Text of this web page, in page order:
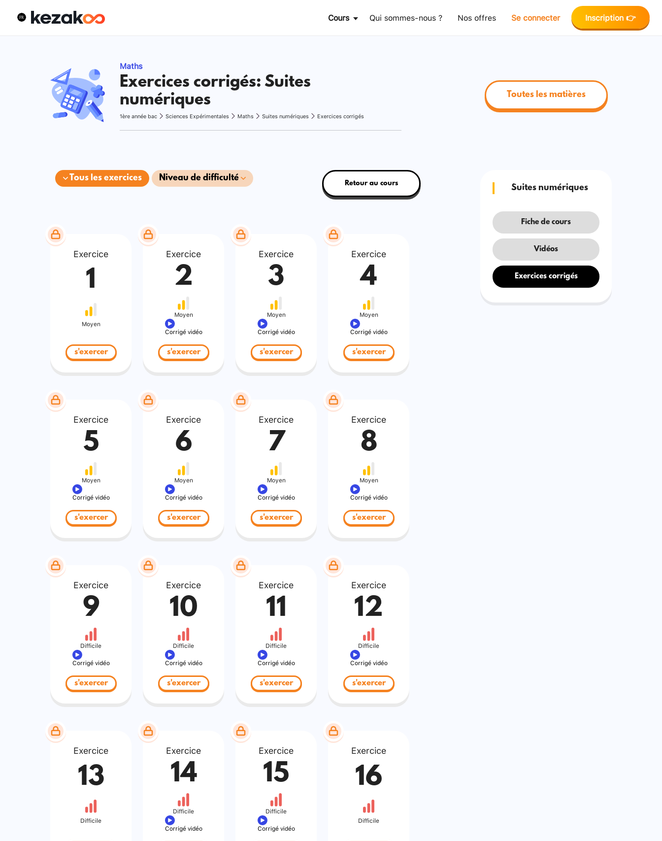
Cours Qui sommes-nous ? Nos offres Se connecter Inscription 👉
Maths
Exercices corrigés: Suites
numériques
1ère année bac Sciences Expérimentales Maths Suites numériques Exercices corrigés
Toutes les matières
Tous les exercices Niveau de difficulté
Retour au cours
Exercice
1
Moyen
s'exercer
Exercice
2
Moyen
Corrigé vidéo
s'exercer
Exercice
3
Moyen
Corrigé vidéo
s'exercer
Exercice
4
Moyen
Corrigé vidéo
s'exercer
Exercice
5
Moyen
Corrigé vidéo
s'exercer
Exercice
6
Moyen
Corrigé vidéo
s'exercer
Exercice
7
Moyen
Corrigé vidéo
s'exercer
Exercice
8
Moyen
Corrigé vidéo
s'exercer
Exercice
9
Difficile
Corrigé vidéo
s'exercer
Exercice
10
Difficile
Corrigé vidéo
s'exercer
Exercice
11
Difficile
Corrigé vidéo
s'exercer
Exercice
12
Difficile
Corrigé vidéo
s'exercer
Exercice
13
Difficile
Exercice
14
Difficile
Corrigé vidéo
Exercice
15
Difficile
Corrigé vidéo
Exercice
16
Difficile
Suites numériques
Fiche de cours
Vidéos
Exercices corrigés